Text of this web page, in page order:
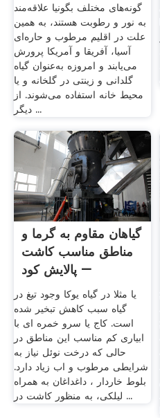
گونه‌های مختلف بگونیا علاقه‌مند
به نور و رطوبت هستند، به همین
علت در اقلیم مرطوب و حاره‌ای
آسیا، آفریقا و آمریکا پرورش
می‌یابند و امروزه به‌عنوان گیاه
گلدانی و زینتی در گلخانه و یا
محیط خانه استفاده می‌شوند. از
دیگر ...
گیاهان مقاوم به گرما و
مناطق مناسب کاشت
– پالایش کود
یا مثلا در گیاه یوکا وجود تیغ در
گیاه سبب کاهش تبخیر شده
است. کاج یا سرو خمره ای با
ابیاری کم مناسب این مناطق در
حالی که درخت نوئل نیاز به
شرایطی مرطوب و اب زیاد دارد.
بلوط خاردار ، داغداغان به همراه
لیلکی، به منظور کاشت در ...